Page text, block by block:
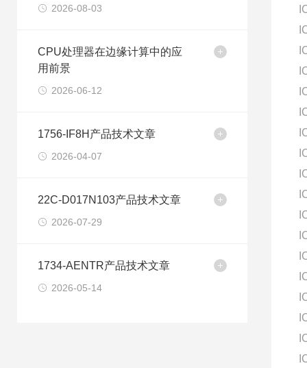
2026-08-03
CPU处理器在边缘计算中的应
用前景
2026-06-12
1756-IF8H产品技术文章
2026-04-07
22C-D017N103产品技术文章
2026-07-29
1734-AENTR产品技术文章
2026-05-14